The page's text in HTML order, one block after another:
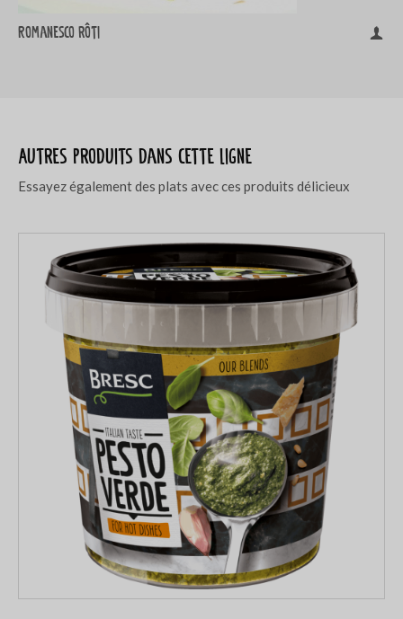
Romanesco rôti
Autres produits dans cette ligne
Essayez également des plats avec ces produits délicieux